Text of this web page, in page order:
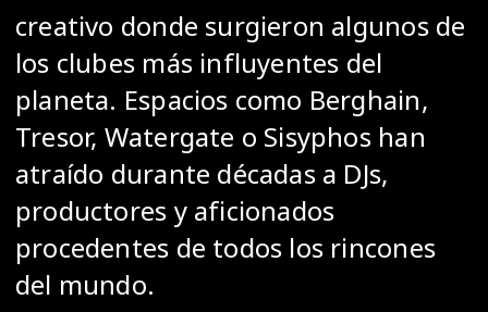
creativo donde surgieron algunos de
los clubes más influyentes del
planeta. Espacios como Berghain,
Tresor, Watergate o Sisyphos han
atraído durante décadas a DJs,
productores y aficionados
procedentes de todos los rincones
del mundo.